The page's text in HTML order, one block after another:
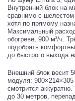
Внутренний блок на
сравнимо с
хотя по прямому
Максимальный
обогреве, 900 м³/ч.
подобрать
до быстрого выхода
Внешний блок весит
модуля:
смотрится
до 30 метров,